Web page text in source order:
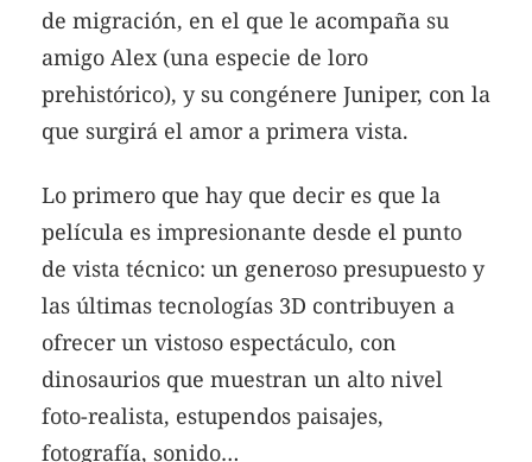
de migración, en el que le acompaña su
amigo Alex (una especie de loro
prehistórico), y su congénere Juniper, con la
que surgirá el amor a primera vista.
Lo primero que hay que decir es que la
película es impresionante desde el punto
de vista técnico: un generoso presupuesto y
las últimas tecnologías 3D contribuyen a
ofrecer un vistoso espectáculo, con
dinosaurios que muestran un alto nivel
foto-realista, estupendos paisajes,
fotografía, sonido…